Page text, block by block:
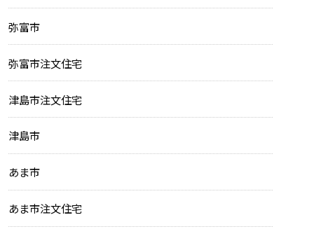
弥富市
弥富市注文住宅
津島市注文住宅
津島市
あま市
あま市注文住宅